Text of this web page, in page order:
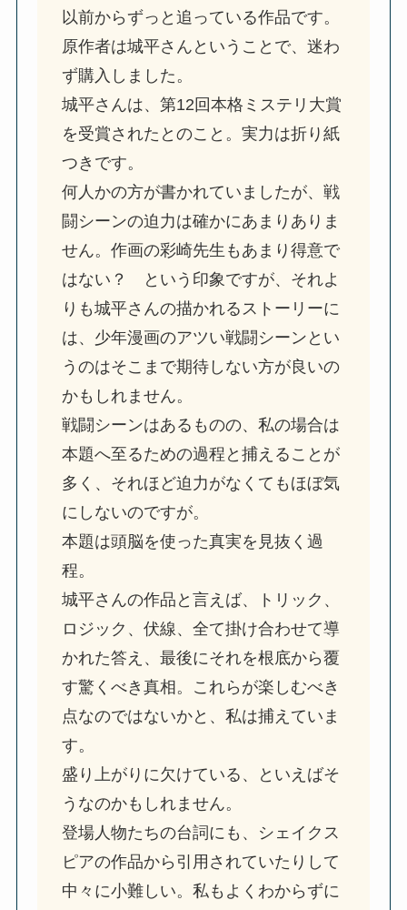
以前からずっと追っている作品です。
原作者は城平さんということで、迷わ
ず購入しました。
城平さんは、第12回本格ミステリ大賞
を受賞されたとのこと。実力は折り紙
つきです。
何人かの方が書かれていましたが、戦
闘シーンの迫力は確かにあまりありま
せん。作画の彩崎先生もあまり得意で
はない？ という印象ですが、それよ
りも城平さんの描かれるストーリーに
は、少年漫画のアツい戦闘シーンとい
うのはそこまで期待しない方が良いの
かもしれません。
戦闘シーンはあるものの、私の場合は
本題へ至るための過程と捕えることが
多く、それほど迫力がなくてもほぼ気
にしないのですが。
本題は頭脳を使った真実を見抜く過
程。
城平さんの作品と言えば、トリック、
ロジック、伏線、全て掛け合わせて導
かれた答え、最後にそれを根底から覆
す驚くべき真相。これらが楽しむべき
点なのではないかと、私は捕えていま
す。
盛り上がりに欠けている、といえばそ
うなのかもしれません。
登場人物たちの台詞にも、シェイクス
ピアの作品から引用されていたりして
中々に小難しい。私もよくわからずに